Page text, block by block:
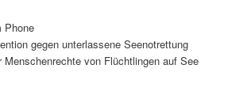
Phone
gegen unterlassene Seenotrettung
Menschenrechte von Flüchtlingen auf See